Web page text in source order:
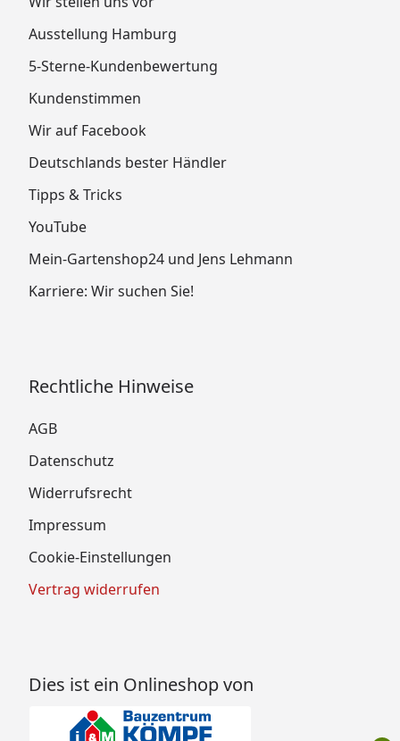
Ausstellung Hamburg
5-Sterne-Kundenbewertung
Kundenstimmen
Wir auf Facebook
Deutschlands bester Händler
Tipps & Tricks
YouTube
Mein-Gartenshop24 und Jens Lehmann
Karriere: Wir suchen Sie!
Rechtliche Hinweise
AGB
Datenschutz
Widerrufsrecht
Impressum
Cookie-Einstellungen
Vertrag widerrufen
Dies ist ein Onlineshop von